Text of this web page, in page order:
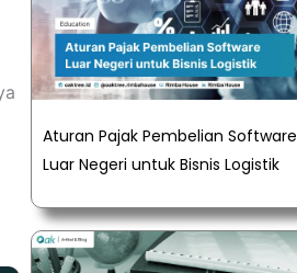
Aturan Pajak Pembelian Software
Luar Negeri untuk Bisnis Logistik